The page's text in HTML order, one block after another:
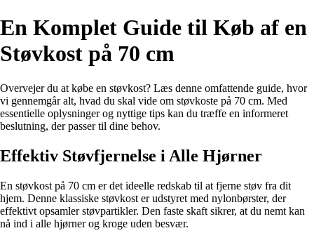
En Komplet Guide til Køb af en
Støvkost på 70 cm
Overvejer du at købe en støvkost? Læs denne omfattende guide, hvor
vi gennemgår alt, hvad du skal vide om støvkoste på 70 cm. Med
essentielle oplysninger og nyttige tips kan du træffe en informeret
beslutning, der passer til dine behov.
Effektiv Støvfjernelse i Alle Hjørner
En støvkost på 70 cm er det ideelle redskab til at fjerne støv fra dit
hjem. Denne klassiske støvkost er udstyret med nylonbørster, der
effektivt opsamler støvpartikler. Den faste skaft sikrer, at du nemt kan
nå ind i alle hjørner og kroge uden besvær.